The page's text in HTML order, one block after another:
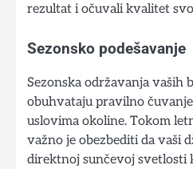
rezultat i očuvali kvalitet
Sezonsko podešavanje
Sezonska održavanja vaših
obuhvataju pravilno
uslovima okoline. Tokom
važno je obezbediti da vaši
direktnoj sunčevoj svetlosti